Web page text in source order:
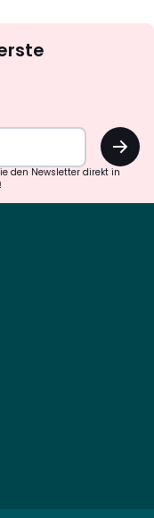
OK
den Newsletter direkt in